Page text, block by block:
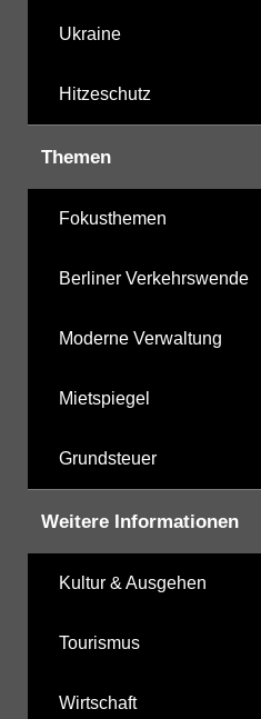
Ukraine
Hitzeschutz
Themen
Fokusthemen
Berliner Verkehrswende
Moderne Verwaltung
Mietspiegel
Grundsteuer
Weitere Informationen
Kultur & Ausgehen
Tourismus
Wirtschaft